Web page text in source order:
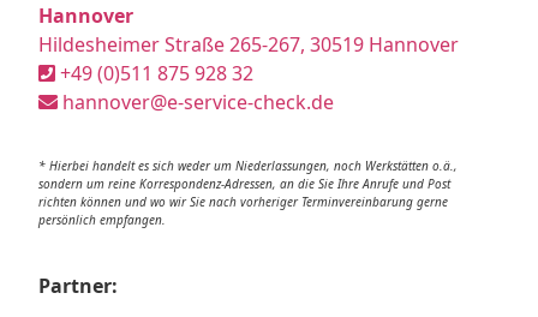
Hannover
Hildesheimer Straße 265-267, 30519 Hannover
+49 (0)511 875 928 32
hannover@e-service-check.de
* Hierbei handelt es sich weder um Niederlassungen, noch Werkstätten o.ä.,
sondern um reine Korrespondenz-Adressen, an die Sie Ihre Anrufe und Post
richten können und wo wir Sie nach vorheriger Terminvereinbarung gerne
persönlich empfangen.
Partner: